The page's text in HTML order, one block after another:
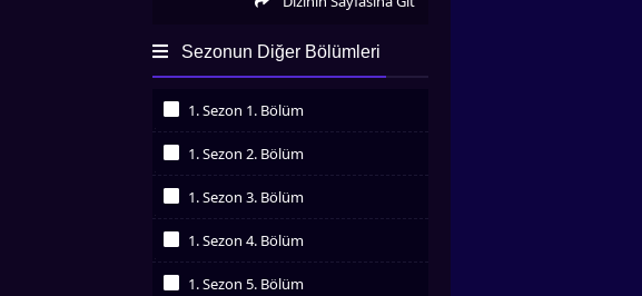
Sezonun Diğer Bölümleri
1. Sezon 1. Bölüm
1. Sezon 2. Bölüm
1. Sezon 3. Bölüm
1. Sezon 4. Bölüm
1. Sezon 5. Bölüm